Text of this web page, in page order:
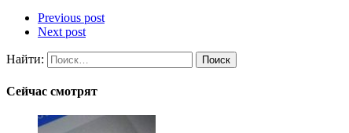
Previous post
Next post
Найти:
Сейчас смотрят